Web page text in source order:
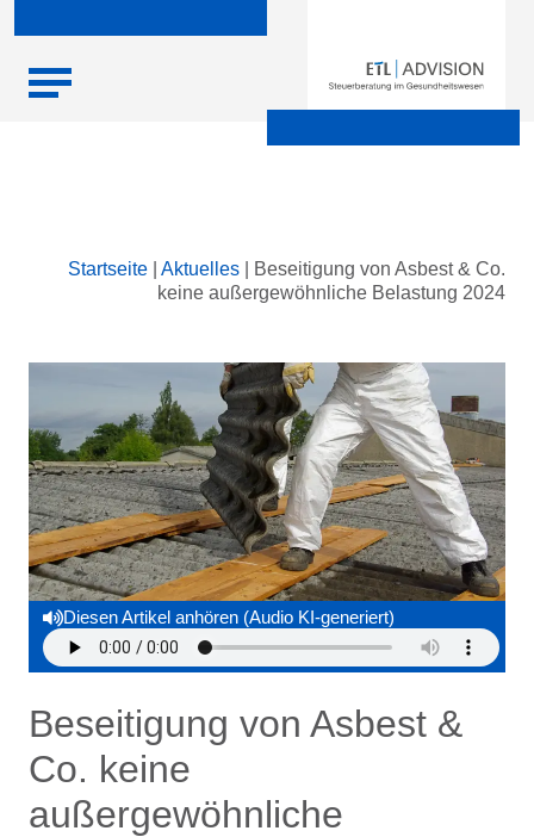
Startseite Aktuelles
Beseitigung von Asbest & Co.
keine außergewöhnliche Belastung 2024
Diesen Artikel anhören (Audio KI-generiert)
Beseitigung von Asbest &
Co. keine
außergewöhnliche